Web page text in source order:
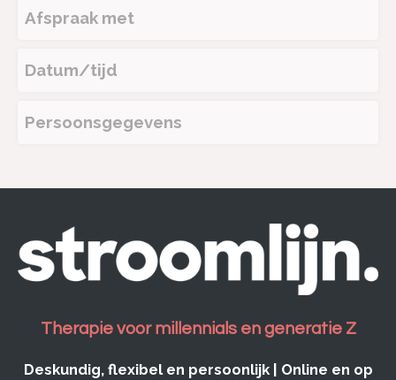
Afspraak met
Datum/tijd
Persoonsgegevens
Therapie voor millennials en generatie Z
Deskundig, flexibel en persoonlijk | Online en op